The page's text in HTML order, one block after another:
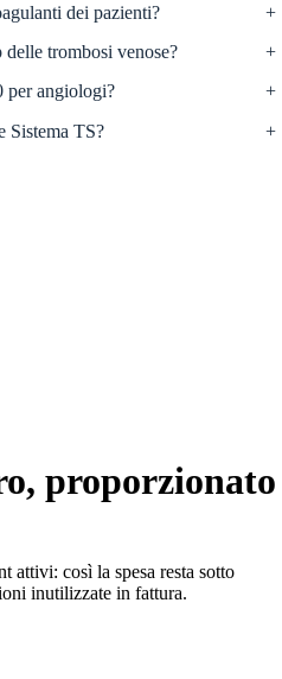
dei pazienti?
+
trombosi venose?
+
per angiologi?
+
Sistema TS?
+
proporzionato
attivi: così la spesa resta sotto
inutilizzate in fattura.